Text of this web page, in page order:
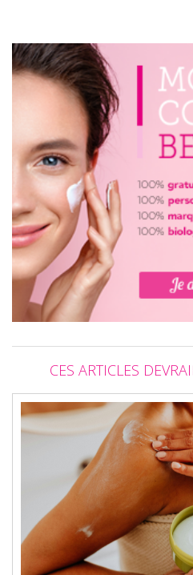
CES ARTICLES